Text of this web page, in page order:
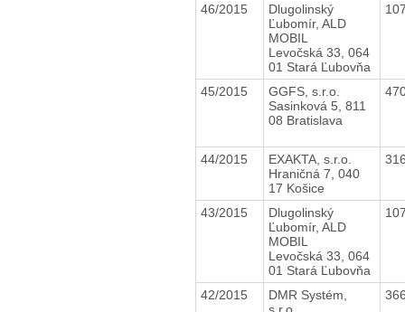
46/2015
Dlugolinský
Ľubomír, ALD
MOBIL
Levočská 33, 064
01 Stará Ľubovňa
45/2015
GGFS, s.r.o.
Sasinková 5, 811
08 Bratislava
44/2015
EXAKTA, s.r.o.
Hraničná 7, 040
17 Košice
43/2015
Dlugolinský
Ľubomír, ALD
MOBIL
Levočská 33, 064
01 Stará Ľubovňa
42/2015
DMR Systém,